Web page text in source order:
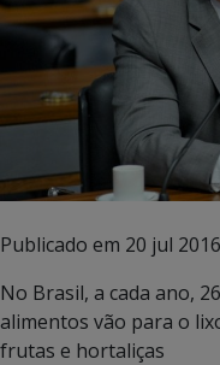
Publicado em 20 jul 2016
No Brasil, a cada ano,
alimentos vão para o
frutas e hortaliças